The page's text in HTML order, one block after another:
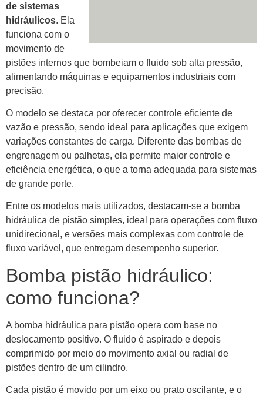
de sistemas
hidráulicos. Ela
funciona com o
movimento de
pistões internos que bombeiam o fluido sob alta pressão,
alimentando máquinas e equipamentos industriais com
precisão.
O modelo se destaca por oferecer controle eficiente de
vazão e pressão, sendo ideal para aplicações que exigem
variações constantes de carga. Diferente das bombas de
engrenagem ou palhetas, ela permite maior controle e
eficiência energética, o que a torna adequada para sistemas
de grande porte.
Entre os modelos mais utilizados, destacam-se a bomba
hidráulica de pistão simples, ideal para operações com fluxo
unidirecional, e versões mais complexas com controle de
fluxo variável, que entregam desempenho superior.
Bomba pistão hidráulico:
como funciona?
A bomba hidráulica para pistão opera com base no
deslocamento positivo. O fluido é aspirado e depois
comprimido por meio do movimento axial ou radial de
pistões dentro de um cilindro.
Cada pistão é movido por um eixo ou prato oscilante, e o